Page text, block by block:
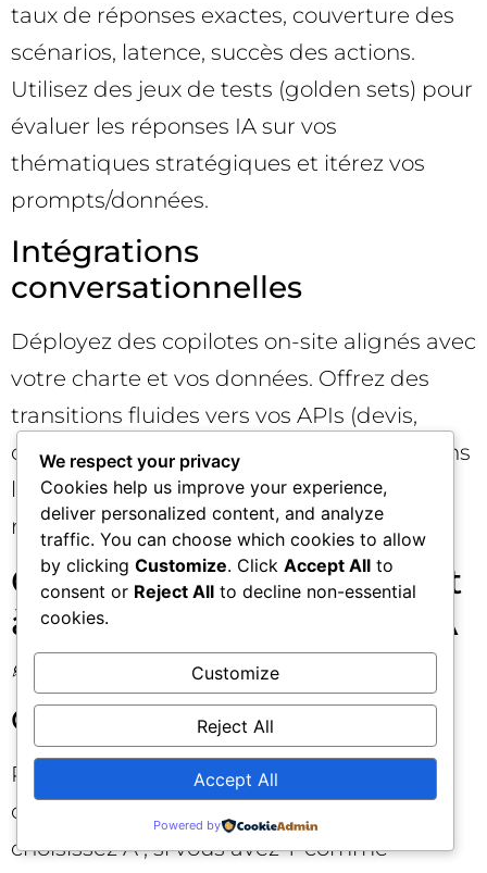
taux de réponses exactes, couverture des
scénarios, latence, succès des actions.
Utilisez des jeux de tests (golden sets) pour
évaluer les réponses IA sur vos
thématiques stratégiques et itérez vos
prompts/données.
Intégrations
conversationnelles
Déployez des copilotes on-site alignés avec
votre charte et vos données. Offrez des
transitions fluides vers vos APIs (devis,
check stock), et conservez le contexte dans
les redirections. Le but : rapprocher la
recommandation de la conversion. 🔄
Contenus qui performent
à l’ère de la délégation IA
✍️
Guides “prêts à décider”
Proposez des contenus qui explicitent les
compromis : “si vous privilégiez X,
choisissez A ; si vous avez Y comme
We respect your privacy
Cookies help us improve your experience,
deliver personalized content, and analyze
traffic. You can choose which cookies to allow
by clicking Customize. Click Accept All to
consent or Reject All to decline non-essential
cookies.
Customize
Reject All
Accept All
Powered by